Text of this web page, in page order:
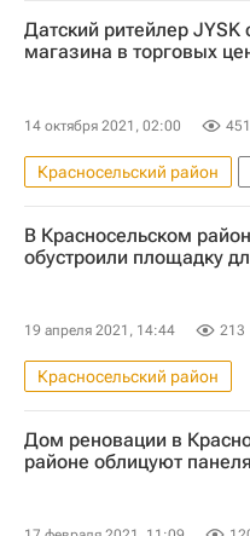
Датский ритейлер JYSK
магазина в торговых
14 октября 2021, 02:00 451
Красносельский район
IKEA International Group
Крокус Сити Холл
Россия
В Красносельском
обустроили площадку
19 апреля 2021, 14:44 213
Красносельский район
Москва Сегодня:
Москва
Городское
Департамент
Дом реновации в
районе облицуют